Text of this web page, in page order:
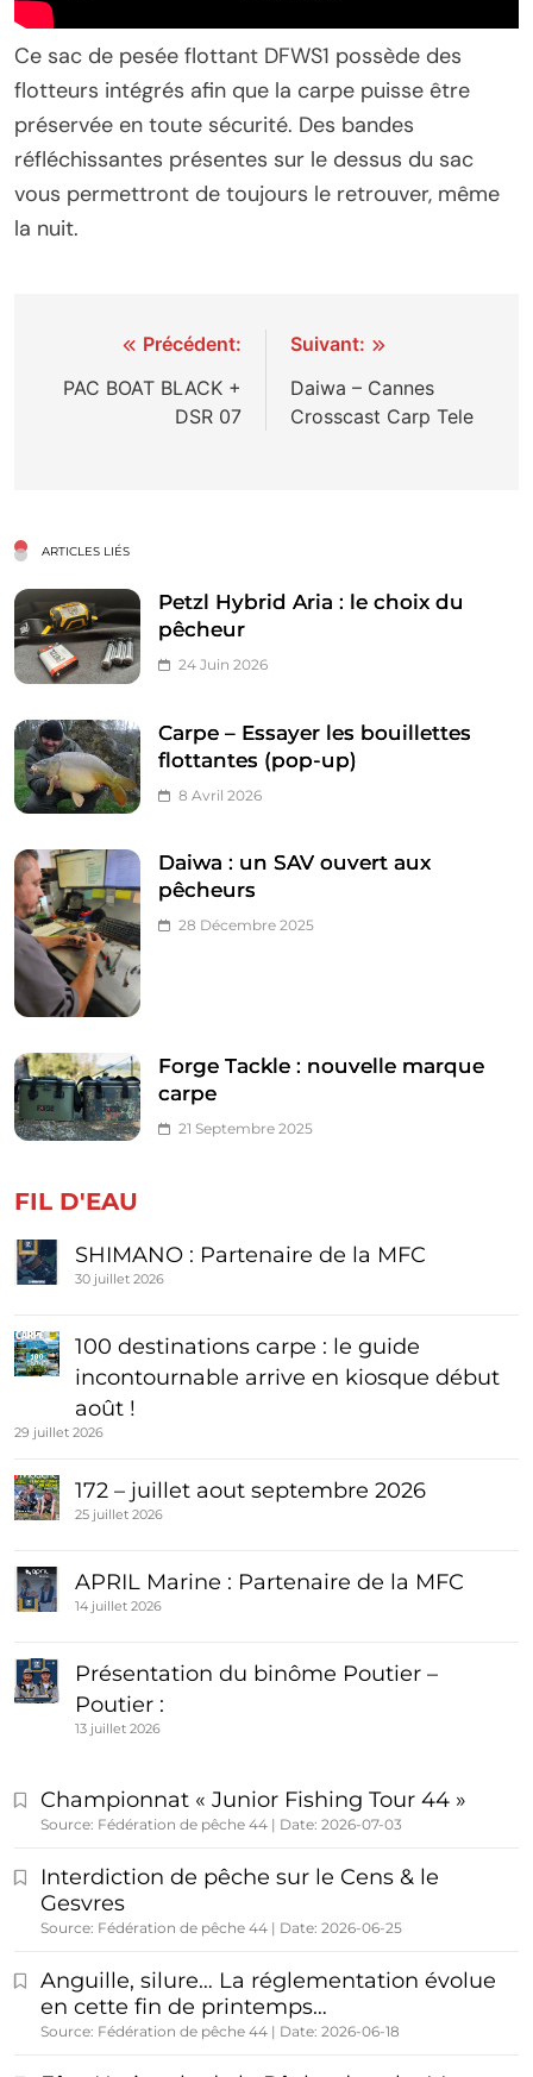
Ce sac de pesée flottant DFWS1 possède des
flotteurs intégrés afin que la carpe puisse être
préservée en toute sécurité. Des bandes
réfléchissantes présentes sur le dessus du sac
vous permettront de toujours le retrouver, même
la nuit.
Navigation
de
Précédent:
PAC BOAT BLACK +
DSR 07
Suivant:
Daiwa – Cannes
Crosscast Carp Tele
ARTICLES LIÉS
Petzl Hybrid Aria : le choix du
pêcheur
24 Juin 2026
Carpe – Essayer les bouillettes
flottantes (pop-up)
8 Avril 2026
Daiwa : un SAV ouvert aux
pêcheurs
28 Décembre 2025
Forge Tackle : nouvelle marque
carpe
21 Septembre 2025
FIL D'EAU
SHIMANO : Partenaire de la MFC
30 juillet 2026
100 destinations carpe : le guide
incontournable arrive en kiosque début
août !
29 juillet 2026
172 – juillet aout septembre 2026
25 juillet 2026
APRIL Marine : Partenaire de la MFC
14 juillet 2026
Présentation du binôme Poutier –
Poutier :
13 juillet 2026
Championnat « Junior Fishing Tour 44 »
Source: Fédération de pêche 44 Date: 2026-07-03
Interdiction de pêche sur le Cens & le
Gesvres
Source: Fédération de pêche 44 Date: 2026-06-25
Anguille, silure… La réglementation évolue
en cette fin de printemps…
Source: Fédération de pêche 44 Date: 2026-06-18